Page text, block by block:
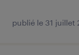
publié le 31 juillet